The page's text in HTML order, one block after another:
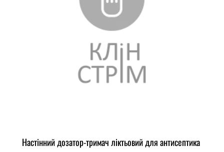
Настінний дозатор-тримач ліктьовий для антисептика